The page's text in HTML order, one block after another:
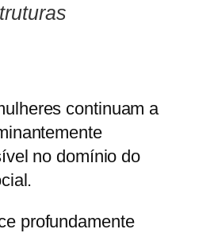
continuam a
no domínio do
profundamente